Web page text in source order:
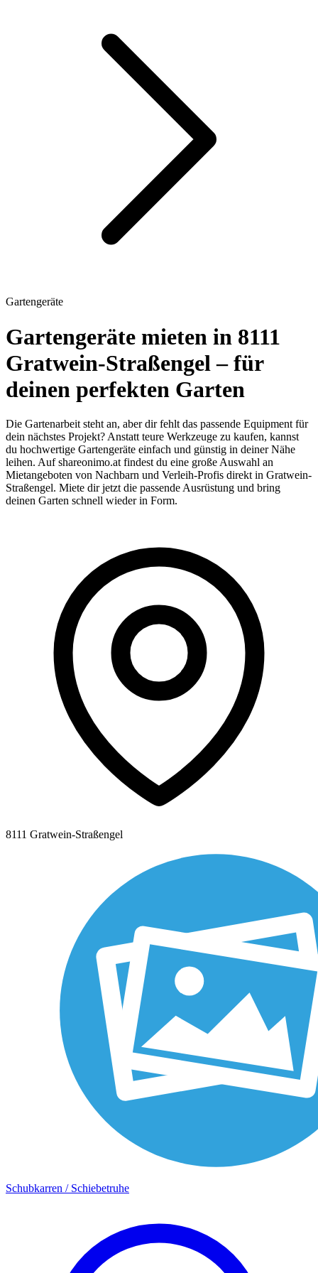
Gartengeräte
Gartengeräte mieten in 8111
Gratwein-Straßengel – für
deinen perfekten Garten
Die Gartenarbeit steht an, aber dir fehlt das passende Equipment für
dein nächstes Projekt? Anstatt teure Werkzeuge zu kaufen, kannst
du hochwertige Gartengeräte einfach und günstig in deiner Nähe
leihen. Auf shareonimo.at findest du eine große Auswahl an
Mietangeboten von Nachbarn und Verleih-Profis direkt in Gratwein-
Straßengel. Miete dir jetzt die passende Ausrüstung und bring
deinen Garten schnell wieder in Form.
8111 Gratwein-Straßengel
Schubkarren / Schiebetruhe